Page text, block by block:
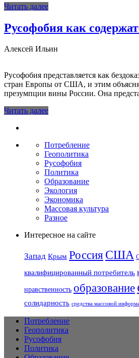
Читать далее
Русофобия как
Алексей Ильин
Русофобия представляется как
стран Европы от США, и этим
презумп­ции вины России. Она
Читать далее
Потребление
Геополитика
Русофобия
Политика
Образование
Экология
Экономика
Массовая культура
Разное
Интересное на сайте
Запад Крым Россия США
квалифицированный потребитель
нравственность образование
солидарность средства массовой
Потребление
Геополитика
Русофобия
Политика